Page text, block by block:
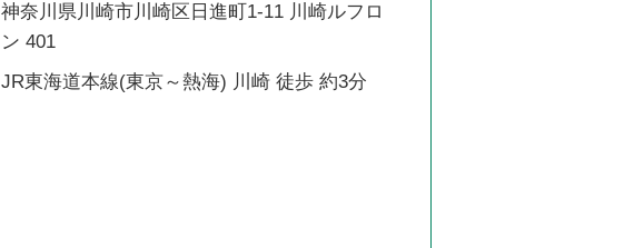
神奈川県川崎市川崎区日進町1-11 川崎ルフロ
ン 401
JR東海道本線(東京～熱海) 川崎 徒歩 約3分